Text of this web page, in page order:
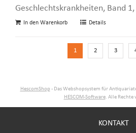
Geschlechtskrankheiten, Band 1,
In den Warenkorb Details
1 2 3
HescomShop - Das Webshopsystem für
HESCOM-Software. Alle Rechte
KONTAKT